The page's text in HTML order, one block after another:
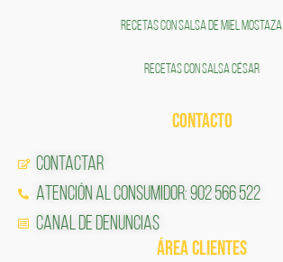
RECETAS CON SALSA DE MIEL MOSTAZA
RECETAS CON SALSA CÉSAR
CONTACTO
Contactar
Atención al Consumidor: 902 566 522
Canal de Denuncias
ÁREA CLIENTES